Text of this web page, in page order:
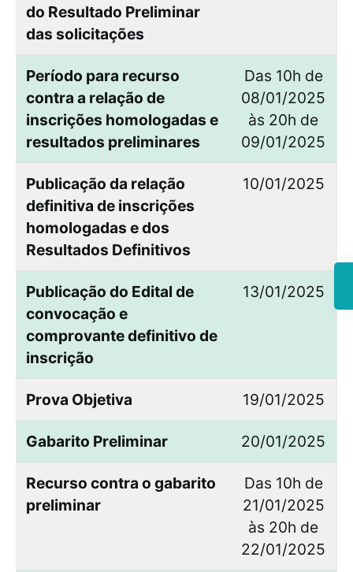
do Resultado Preliminar
das solicitações
Período para recurso
contra a relação de
inscrições homologadas e
resultados preliminares
Das 10h de
08/01/2025
às 20h de
09/01/2025
Publicação da relação
definitiva de inscrições
homologadas e dos
Resultados Definitivos
10/01/2025
Publicação do Edital de
convocação e
comprovante definitivo de
inscrição
13/01/2025
Prova Objetiva 19/01/2025
Gabarito Preliminar 20/01/2025
Recurso contra o gabarito
preliminar
Das 10h de
21/01/2025
às 20h de
22/01/2025